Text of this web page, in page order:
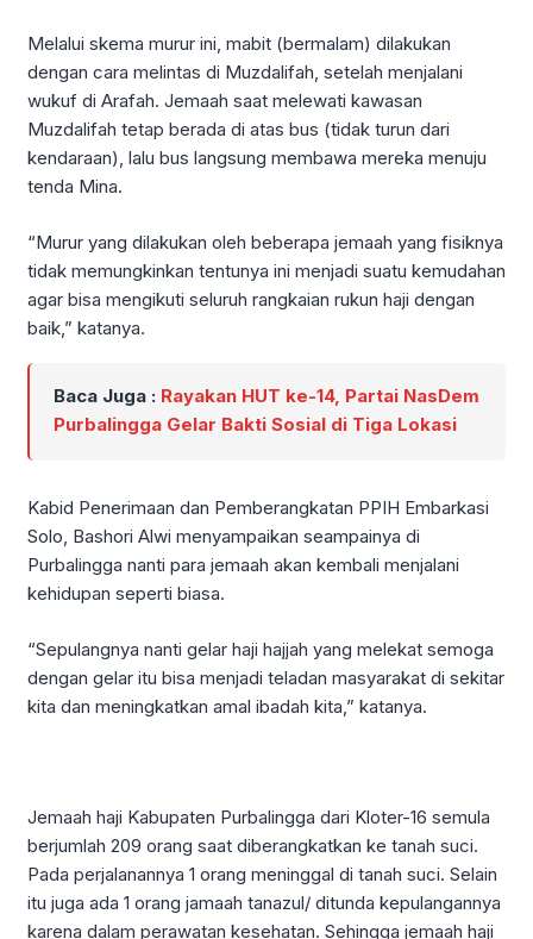
Melalui skema murur ini, mabit (bermalam) dilakukan
dengan cara melintas di Muzdalifah, setelah menjalani
wukuf di Arafah. Jemaah saat melewati kawasan
Muzdalifah tetap berada di atas bus (tidak turun dari
kendaraan), lalu bus langsung membawa mereka menuju
tenda Mina.
“Murur yang dilakukan oleh beberapa jemaah yang fisiknya
tidak memungkinkan tentunya ini menjadi suatu kemudahan
agar bisa mengikuti seluruh rangkaian rukun haji dengan
baik,” katanya.
Baca Juga : Rayakan HUT ke-14, Partai NasDem
Purbalingga Gelar Bakti Sosial di Tiga Lokasi
Kabid Penerimaan dan Pemberangkatan PPIH Embarkasi
Solo, Bashori Alwi menyampaikan seampainya di
Purbalingga nanti para jemaah akan kembali menjalani
kehidupan seperti biasa.
“Sepulangnya nanti gelar haji hajjah yang melekat semoga
dengan gelar itu bisa menjadi teladan masyarakat di sekitar
kita dan meningkatkan amal ibadah kita,” katanya.
Jemaah haji Kabupaten Purbalingga dari Kloter-16 semula
berjumlah 209 orang saat diberangkatkan ke tanah suci.
Pada perjalanannya 1 orang meninggal di tanah suci. Selain
itu juga ada 1 orang jamaah tanazul/ ditunda kepulangannya
karena dalam perawatan kesehatan. Sehingga jemaah haji